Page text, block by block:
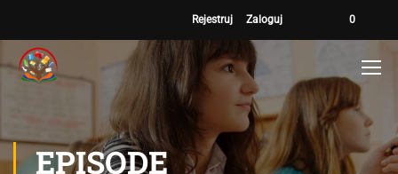
Rejestruj Zaloguj 0
EPISODE